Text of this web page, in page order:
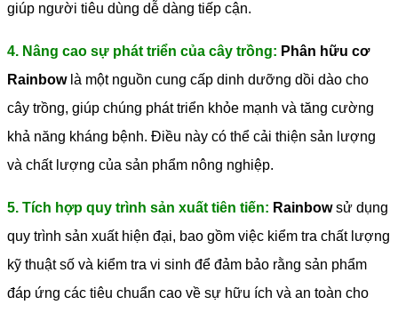
giúp người tiêu dùng dễ dàng tiếp cận.
4. Nâng cao sự phát triển của cây trồng: Phân hữu cơ
Rainbowlà một nguồn cung cấp dinh dưỡng dồi dào cho
cây trồng, giúp chúng phát triển khỏe mạnh và tăng cường
khả năng kháng bệnh. Điều này có thể cải thiện sản lượng
và chất lượng của sản phẩm nông nghiệp.
5. Tích hợp quy trình sản xuất tiên tiến: Rainbowsử dụng
quy trình sản xuất hiện đại, bao gồm việc kiểm tra chất lượng
kỹ thuật số và kiểm tra vi sinh để đảm bảo rằng sản phẩm
đáp ứng các tiêu chuẩn cao về sự hữu ích và an toàn cho